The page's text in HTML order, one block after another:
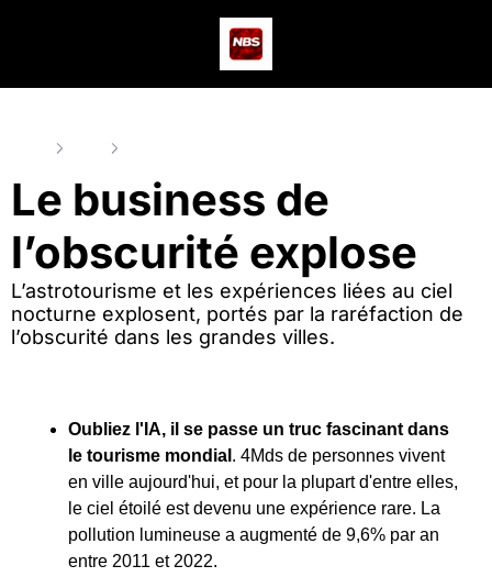
Le business de
l’obscurité explose
L’astrotourisme et les expériences liées au ciel
nocturne explosent, portés par la raréfaction de
l’obscurité dans les grandes villes.
Oubliez l'IA, il se passe un truc fascinant dans
le tourisme mondial . 4Mds de personnes vivent
en ville aujourd'hui, et pour la plupart d'entre elles,
le ciel étoilé est devenu une expérience rare. La
pollution lumineuse a augmenté de 9,6% par an
entre 2011 et 2022.